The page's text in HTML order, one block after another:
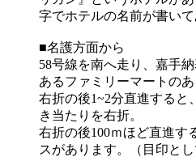
字でホテルの名前が書いて
■名護方面から
58号線を南へ走り、嘉手
あるファミリーマートの
右折の後1~2分直進すると
き当たりを右折。
右折の後100ｍほど直進す
スがあります。（目印と